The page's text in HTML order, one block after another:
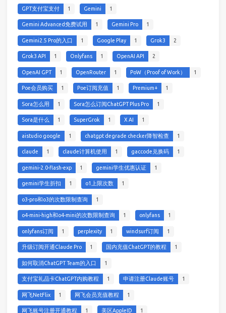
GPT支付宝支付 1 Gemini 1
Gemini Advanced免费试用 1 Gemini Pro 1
Gemini2.5 Pro的入口 1 Google Play 1 Grok3 2
Grok3 API 1 Onlyfans 1 OpenAI API 2
OpenAI GPT 1 OpenRouter 1 PoW（Proof of Work） 1
Poe会员购买 1 Poe订阅充值 1 Premium+ 1
Sora怎么用 1 Sora怎么订阅ChatGPT Plus Pro 1
Sora是什么 1 SuperGrok 1 X AI 1
aistudio google 1 chatgpt degrade checker降智检查 1
claude 1 claude计算机使用 1 gaccode兑换码 1
gemini-2.0-flash-exp 1 gemini学生优惠认证 1
gemini学生折扣 1 o1上限次数 1
o3-pro和o3的次数限制查询 1
o4-mini-high和o4-mini的次数限制查询 1 onlyfans 1
onlyfans订阅 1 perplexity 1 windsurf订阅 1
升级订阅开通Claude Pro 1 国内充值ChatGPT的教程 1
如何取消ChatGPT Team的入口 1
支付宝礼品卡ChatGPT内购教程 1 申请注册Claude账号 1
网飞NetFlix 1 网飞会员充值教程 1
网飞账号注册开通教程 1 美区AppleID 1